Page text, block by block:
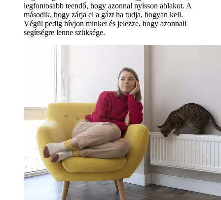
legfontosabb teendő, hogy azonnal nyisson ablakot. A
második, hogy zárja el a gázt ha tudja, hogyan kell.
Végül pedig hívjon minket és jelezze, hogy azonnali
segítségre lenne szüksége.